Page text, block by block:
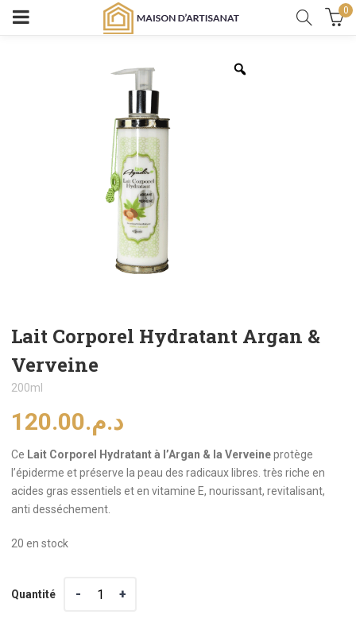
0
Lait Corporel Hydratant Argan &
Verveine
200ml
د.م.120.00
Ce Lait Corporel Hydratant à l’Argan & la Verveineprotège
l’épiderme et préserve la peau des radicaux libres. très riche en
acides gras essentiels et en vitamine E, nourissant, revitalisant,
anti desséchement.
20 en stock
Quantité